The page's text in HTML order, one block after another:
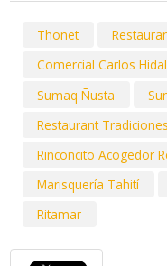
Thonet
Comercial Carlos
Sumaq Ñusta
Restaurant
Rinconcito Acogedor
Marisquería Tahití
Ritamar